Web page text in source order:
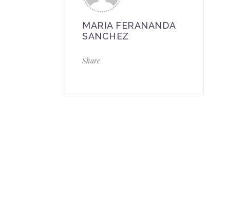
MARIA FERANANDA
SANCHEZ
Share